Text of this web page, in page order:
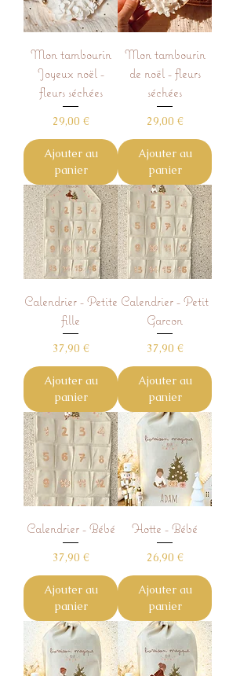
Mon tambourin
Joyeux noël -
fleurs séchées
Prix
29,00 €
Ajouter au
panier
Mon tambourin
de noël - fleurs
séchées
Prix
29,00 €
Ajouter au
panier
Calendrier - Petite
fille
Prix
37,90 €
Ajouter au
panier
Calendrier - Petit
Garcon
Prix
37,90 €
Ajouter au
panier
Calendrier - Bébé
Prix
37,90 €
Ajouter au
panier
Hotte - Bébé
Prix
26,90 €
Ajouter au
panier